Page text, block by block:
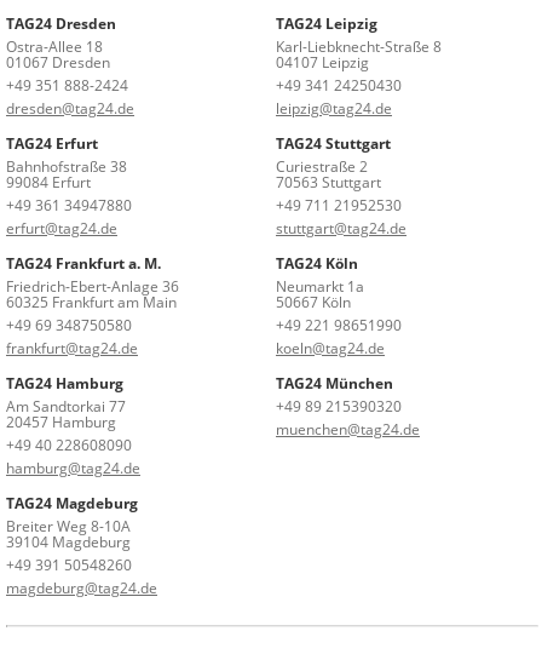
TAG24 Dresden
Ostra-Allee 18
01067 Dresden
+49 351 888-2424
dresden@tag24.de
TAG24 Leipzig
Karl-Liebknecht-Straße 8
04107 Leipzig
+49 341 24250430
leipzig@tag24.de
TAG24 Erfurt
Bahnhofstraße 38
99084 Erfurt
+49 361 34947880
erfurt@tag24.de
TAG24 Stuttgart
Curiestraße 2
70563 Stuttgart
+49 711 21952530
stuttgart@tag24.de
TAG24 Frankfurt a. M.
Friedrich-Ebert-Anlage 36
60325 Frankfurt am Main
+49 69 348750580
frankfurt@tag24.de
TAG24 Köln
Neumarkt 1a
50667 Köln
+49 221 98651990
koeln@tag24.de
TAG24 Hamburg
Am Sandtorkai 77
20457 Hamburg
+49 40 228608090
hamburg@tag24.de
TAG24 München
+49 89 215390320
muenchen@tag24.de
TAG24 Magdeburg
Breiter Weg 8-10A
39104 Magdeburg
+49 391 50548260
magdeburg@tag24.de